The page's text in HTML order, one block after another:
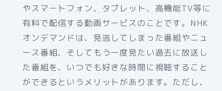
やスマートフォン、タブレット、高機能TV等に
有料で配信する動画サービスのことです。NHK
オンデマンドは、見逃してしまった番組やニュ
ース番組、そしてもう一度見たい過去に放送し
た番組を、いつでも好きな時間に視聴すること
ができるというメリットがあります。ただし、